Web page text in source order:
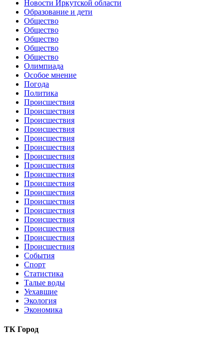
Новости Иркутской области
Образование и дети
Общество
Общество
Общество
Общество
Общество
Олимпиада
Особое мнение
Погода
Политика
Происшествия
Происшествия
Происшествия
Происшествия
Происшествия
Происшествия
Происшествия
Происшествия
Происшествия
Происшествия
Происшествия
Происшествия
Происшествия
Происшествия
Происшествия
Происшествия
Происшествия
События
Спорт
Статистика
Талые воды
Уехавшие
Экология
Экономика
ТК Город